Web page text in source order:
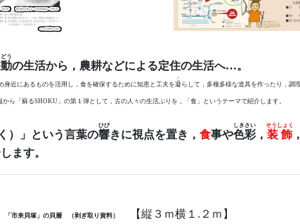
う
の生活から，農耕などによる定住の生活へ…。
身近にあるものを活用し，食を確保するために知恵と工夫を凝
こ
らして，多種多様な道具を作ったり，調
ら「蘇るSHOKU」の第１弾として，古の人々の生活ぶりを，「食」というテーマで紹介します。
）」という言葉の響
ひび
きに視点を置き， 食事や色彩
しきさい
， 装飾
そうしょく
，
ます。
「市来貝塚」の貝層 （剥ぎ取り資料） 【縦３ｍ横１.２ｍ】